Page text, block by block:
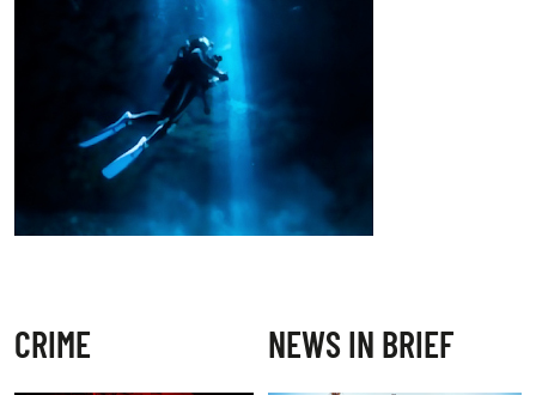
CRIME NEWS IN BRIEF